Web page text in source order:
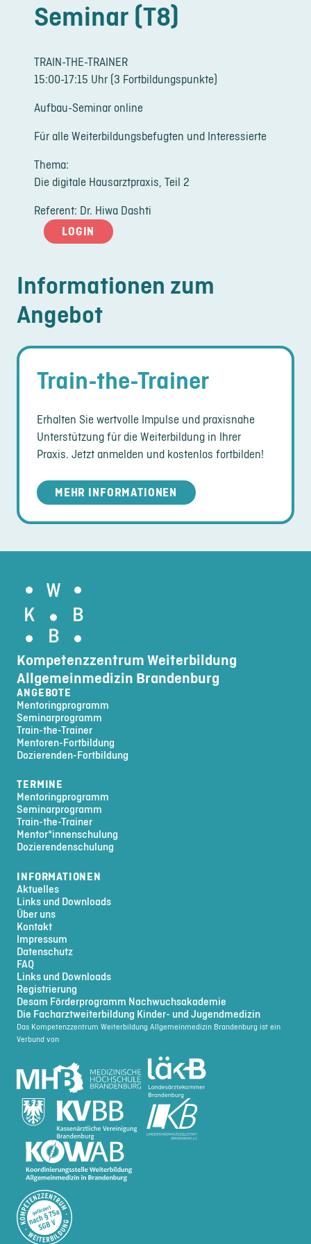
LOGIN
Impressum
Seminar (T8)
TRAIN-THE-TRAINER
15:00-17:15 Uhr (3 Fortbildungspunkte)
Aufbau-Seminar online
Für alle Weiterbildungsbefugten und Interessierte
Thema:
Die digitale Hausarztpraxis, Teil 2
Referent: Dr. Hiwa Dashti
LOGIN
Informationen zum
Angebot
Train-the-Trainer
Erhalten Sie wertvolle Impulse und praxisnahe
Unterstützung für die Weiterbildung in Ihrer
Praxis. Jetzt anmelden und kostenlos fortbilden!
MEHR INFORMATIONEN
Kompetenzzentrum Weiterbildung
Allgemeinmedizin Brandenburg
ANGEBOTE
Mentoringprogramm
Seminarprogramm
Train-the-Trainer
Mentoren-Fortbildung
Dozierenden-Fortbildung
TERMINE
Mentoringprogramm
Seminarprogramm
Train-the-Trainer
Mentor*innenschulung
Dozierendenschulung
INFORMATIONEN
Aktuelles
Links und Downloads
Über uns
Kontakt
Impressum
Datenschutz
FAQ
Links und Downloads
Registrierung
Desam Förderprogramm Nachwuchsakademie
Die Facharztweiterbildung Kinder- und Jugendmedizin
Das Kompetenzzentrum Weiterbildung Allgemeinmedizin Brandenburg ist ein
Verbund von